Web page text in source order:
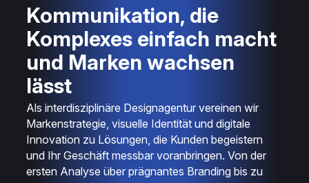
Kommunikation, die
Komplexes einfach macht
und Marken wachsen
lässt
Als interdisziplinäre Designagentur vereinen wir
Markenstrategie, visuelle Identität und digitale
Innovation zu Lösungen, die Kunden begeistern
und Ihr Geschäft messbar voranbringen. Von der
ersten Analyse über prägnantes Branding bis zu